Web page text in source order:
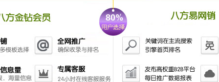
衡水水泥管——满足多样化需求的定制服务
衡水水泥管厂家提供定制化的服务，能够根据客户的具
灵活性和个性化服务，为客户提供了更多的选择。